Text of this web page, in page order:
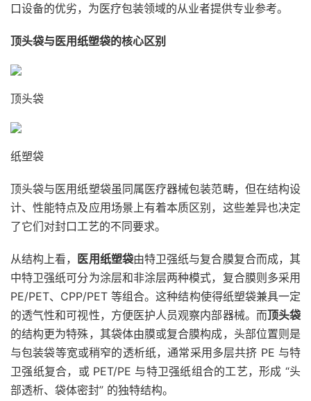
口设备的优劣，为医疗包装领域的从业者提供专业参考。
顶头袋与医用纸塑袋的核心区别
顶头袋
纸塑袋
顶头袋与医用纸塑袋虽同属医疗器械包装范畴，但在结构设
计、性能特点及应用场景上有着本质区别，这些差异也决定
了它们对封口工艺的不同要求。
从结构上看， 医用纸塑袋由特卫强纸与复合膜复合而成，其
中特卫强纸可分为涂层和非涂层两种模式，复合膜则多采用
PE/PET、CPP/PET 等组合。这种结构使得纸塑袋兼具一定
的透气性和可视性，方便医护人员观察内部器械。而顶头袋
的结构更为特殊，其袋体由膜或复合膜构成，头部位置则是
与包装袋等宽或稍窄的透析纸，通常采用多层共挤 PE 与特
卫强纸复合，或 PET/PE 与特卫强纸组合的工艺，形成 “头
部透析、袋体密封” 的独特结构。